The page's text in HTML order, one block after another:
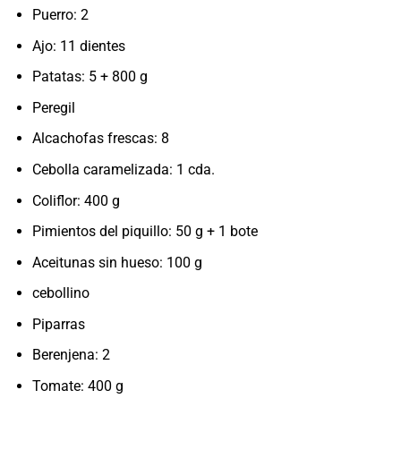
Puerro: 2
Ajo: 11 dientes
Patatas: 5 + 800 g
Peregil
Alcachofas frescas: 8
Cebolla caramelizada: 1 cda.
Coliflor: 400 g
Pimientos del piquillo: 50 g + 1 bote
Aceitunas sin hueso: 100 g
cebollino
Piparras
Berenjena: 2
Tomate: 400 g